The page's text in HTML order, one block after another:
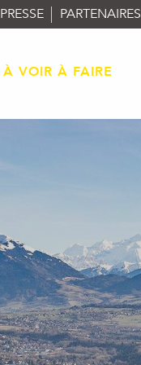
PRESSE PARTENAIRES
À VOIR À FAIRE